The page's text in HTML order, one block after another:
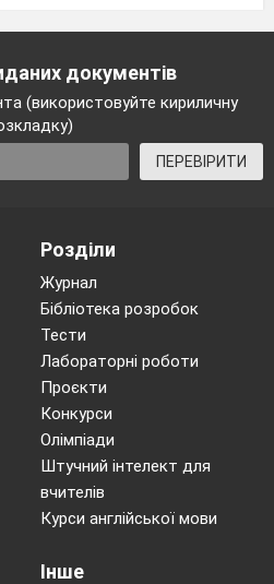
документів
(використовуйте кириличну
ПЕРЕВІРИТИ
Розділи
Журнал
Бібліотека розробок
Тести
Лабораторні роботи
Проєкти
Конкурси
Олімпіади
Штучний інтелект для
вчителів
Курси англійської мови
Інше